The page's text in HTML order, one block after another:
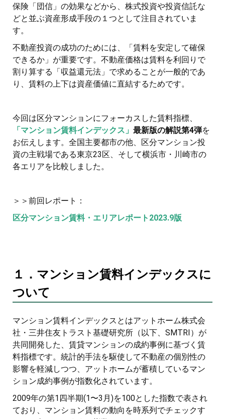
保険「団信」の効果などから、株式投資や投資信託な
どと並ぶ資産形成手段の１つとして注目されていま
す。
不動産投資の成功のためには、「賃料を安定して確保
できるか」が重要です。不動産価格は賃料を利回りで
割り算する「収益還元法」で求めることが一般的であ
り、賃料の上下は資産価値に直結するためです。
今回は区分マンションにフォーカスした賃料指標、
「マンション賃料インデックス」 最新版の解説第4弾を
お伝えします。全国主要都市の他、区分マンション投
資の主戦場である東京23区、そして横浜市・川崎市の
各エリアを比較しました。
＞＞前回レポート：
区分マンション賃料・エリアレポート2023.9版
１．マンション賃料インデックスに
ついて
マンション賃料インデックスとはアットホーム株式会
社・三井住友トラスト基礎研究所（以下、SMTRI）が
共同開発した、賃貸マンションの成約事例に基づく賃
料指標です。統計的手法を駆使して不動産の個別性の
影響を軽減しつつ、アットホームが蓄積しているマン
ション成約事例が指数化されています。
2009年の第1四半期(1〜3月)を100とした指数で表され
ており、マンション賃料の動向を時系列でチェックす